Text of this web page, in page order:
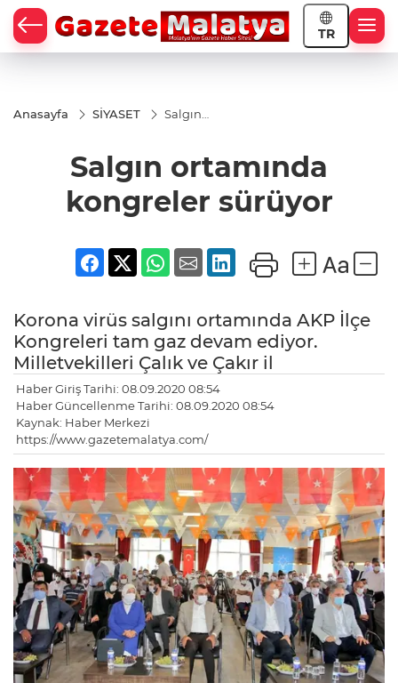
TR
Anasayfa SİYASET
Salgın
sürüyor
Salgın ortamında
kongreler sürüyor
Korona virüs salgını ortamında AKP İlçe
Kongreleri tam gaz devam ediyor.
Milletvekilleri Çalık ve Çakır il
Haber Giriş Tarihi: 08.09.2020 08:54
Haber Güncellenme Tarihi: 08.09.2020 08:54
Kaynak: Haber Merkezi
https://www.gazetemalatya.com/